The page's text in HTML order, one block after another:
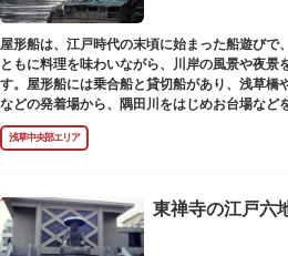
屋形船は、江戸時代の末頃に始まった船遊びで
ともに料理を味わいながら、川岸の風景や夜景
す。屋形船には乗合船と貸切船があり、浅草橋
などの発着場から、隅田川をはじめお台場など
す。
浅草中央部エリア
東禅寺の江戸六